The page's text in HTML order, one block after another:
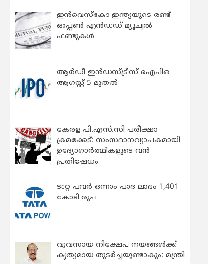
ഇന്‍വെസ്കോ ഇന്ത്യയുടെ രണ്ട്
ഓപ്പണ്‍ എന്‍ഡഡ് മ്യൂച്വല്‍
ഫണ്ടുകള്‍
ആർഡീ ഇൻഡസ്ട്രീസ് ഐപിഒ
ആഗസ്റ്റ് 5 മുതൽ
കേരള പി.എസ്.സി പരീക്ഷാ
ക്രമക്കേട്: സംസ്ഥാനവ്യാപകമായി
ഉദ്യോഗാര്‍ത്ഥികളുടെ വന്‍
പ്രതിഷേധം
ടാറ്റ പവർ ഒന്നാം പാദ ലാഭം 1,401
കോടി രൂപ
വ്യവസായ നിക്ഷേപ നയങ്ങള്‍ക്ക്
കൃത്യമായ തുടര്‍ച്ചയുണ്ടാകും: മന്ത്രി